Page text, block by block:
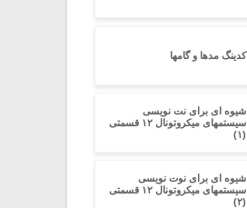
کدینگ مدها و گامها
شیوه ای برای نت نویسی
سیستمهای میکروتونال ۱۲ قسمتی
(۱)
شیوه ای برای نوت نویسی
سیستمهای میکروتونال ۱۲ قسمتی
(۲)